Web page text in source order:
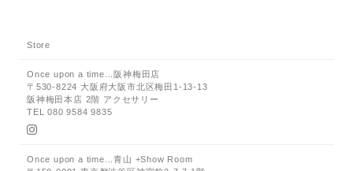
Store
Once upon a time...阪神梅田店
〒530-8224 大阪府大阪市北区梅田1-13-13
阪神梅田本店 2階 アクセサリー
TEL 080 9584 9835
Once upon a time...青山 +Show Room